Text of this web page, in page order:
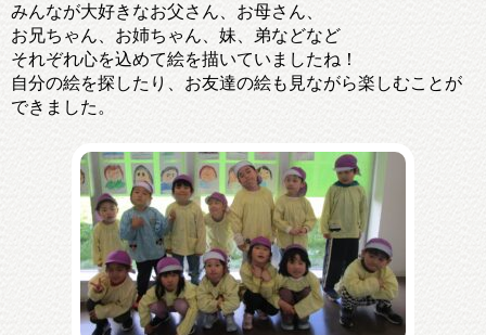
みんなが大好きなお父さん、お母さん、
お兄ちゃん、お姉ちゃん、妹、弟などなど
それぞれ心を込めて絵を描いていましたね！
自分の絵を探したり、お友達の絵も見ながら楽しむことが
できました。